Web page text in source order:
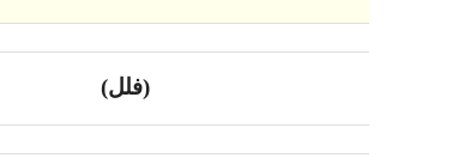
(فلل)